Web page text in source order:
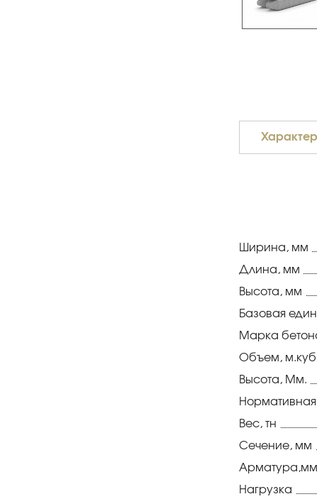
Ширина, мм
Длина, мм
Высота, мм
Базовая
Марка
Объем,
Высота, Мм.
Вес, тн
Сечение, мм
Арматура,мм
Нагрузка